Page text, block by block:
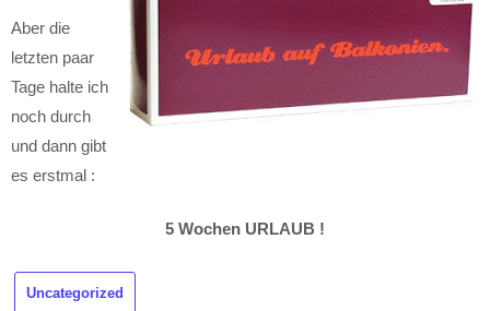
Aber die
letzten paar
Tage halte ich
noch durch
und dann gibt
es erstmal :
5 Wochen URLAUB !
Uncategorized